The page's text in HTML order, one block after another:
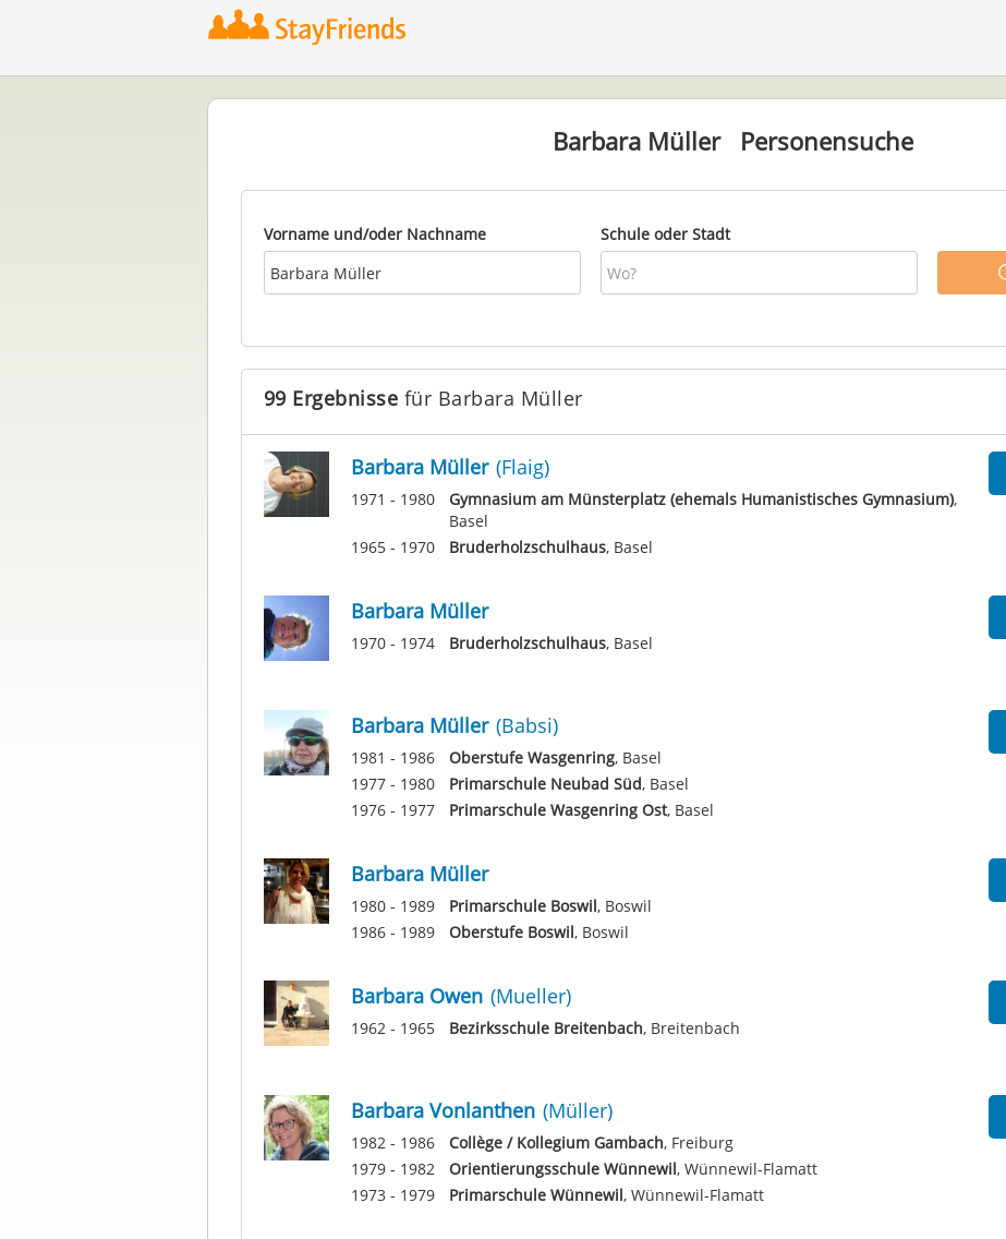
Barbara MüllerPersonensuche
Vorname und/oder Nachname Schule oder Stadt
99 Ergebnisse für Barbara Müller
Barbara Müller (Flaig)
1971 - 1980 Gymnasium am Münsterplatz (ehemals Humanistisches Gymnasium),
Basel
1965 - 1970
Bruderholzschulhaus, Basel
Barbara Müller
1970 - 1974 Bruderholzschulhaus, Basel
Barbara Müller (Babsi)
1981 - 1986 Oberstufe Wasgenring, Basel
1977 - 1980
Primarschule Neubad Süd, Basel
1976 - 1977
Primarschule Wasgenring Ost, Basel
Barbara Müller
1980 - 1989 Primarschule Boswil, Boswil
1986 - 1989
Oberstufe Boswil, Boswil
Barbara Owen (Mueller)
1962 - 1965 Bezirksschule Breitenbach, Breitenbach
Barbara Vonlanthen (Müller)
1982 - 1986 Collège / Kollegium Gambach, Freiburg
1979 - 1982
Orientierungsschule Wünnewil, Wünnewil-Flamatt
1973 - 1979
Primarschule Wünnewil, Wünnewil-Flamatt